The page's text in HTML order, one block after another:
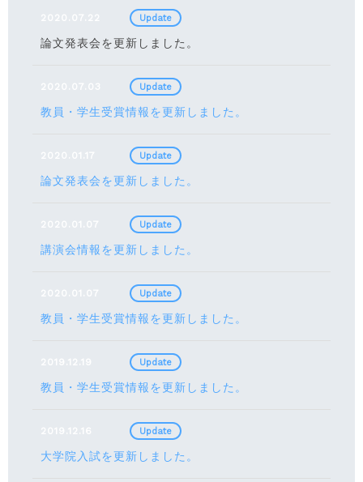
2020.07.22
論文発表会を更新しました。
Update
2020.07.03
教員・学生受賞情報を更新しました。
Update
2020.01.17
論文発表会を更新しました。
Update
2020.01.07
講演会情報を更新しました。
Update
2020.01.07
教員・学生受賞情報を更新しました。
Update
2019.12.19
教員・学生受賞情報を更新しました。
Update
2019.12.16
大学院入試を更新しました。
Update